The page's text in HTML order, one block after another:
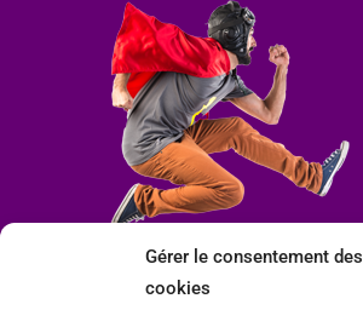
Gérer le consentement des
cookies